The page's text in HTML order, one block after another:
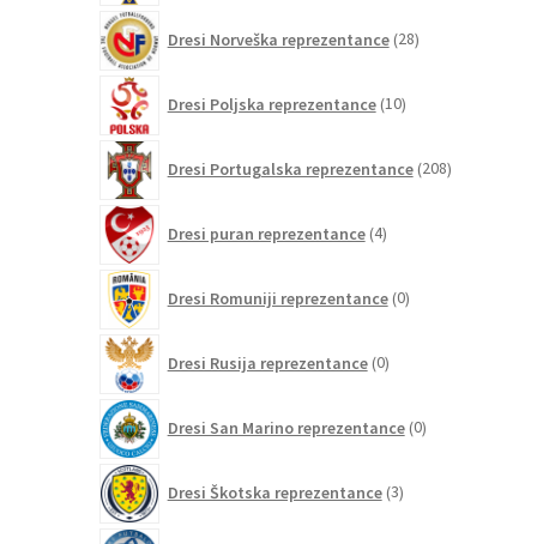
Dresi Norveška reprezentance 28izdelkov
Dresi Poljska reprezentance 10izdelkov
Dresi Portugalska reprezentance 208izdelkov
Dresi puran reprezentance 4izdelki
Dresi Romuniji reprezentance 0izdelkov
Dresi Rusija reprezentance 0izdelkov
Dresi San Marino reprezentance 0izdelkov
Dresi Škotska reprezentance 3izdelki